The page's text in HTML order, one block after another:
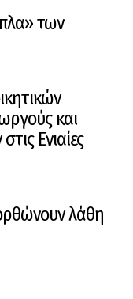
των
και
Ενιαίες
λάθη